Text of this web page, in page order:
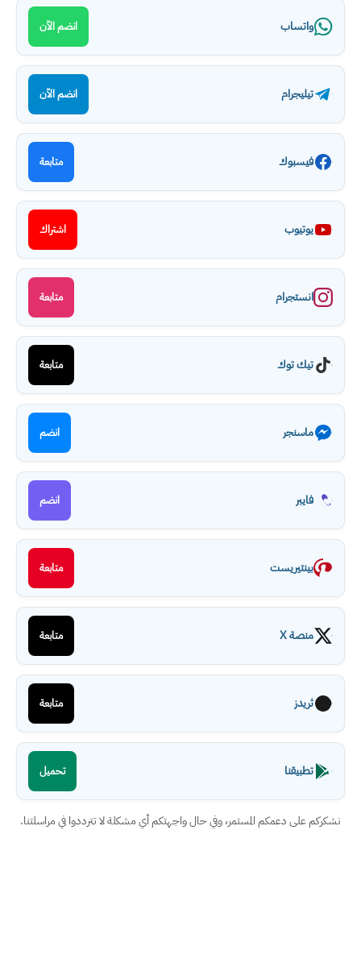
واتساب انضم الآن
تيليجرام انضم الآن
فيسبوك متابعة
يوتيوب اشتراك
انستجرام متابعة
تيك توك متابعة
ماسنجر انضم
فايبر انضم
بينتيريست متابعة
منصة X متابعة
ثريدز متابعة
تطبيقنا تحميل
نشكركم على دعمكم المستمر، وفي حال واجهتكم أي مشكلة لا تترددوا في مراسلتنا.